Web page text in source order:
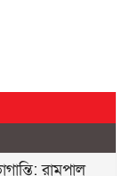
রামপাল